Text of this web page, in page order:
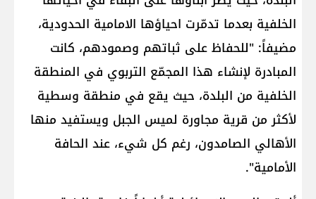
الخلفية بعدما تدمّرت احياؤها الامامية الحدودية،
مضيفاً: "للحفاظ على ثباتهم وصمودهم، كانت
المبادرة لإنشاء هذا المجمّع التربوي في المنطقة
الخلفية من البلدة، حيث يقع في منطقة وسطية
لأكثر من قرية مجاورة لميس الجبل ويستفيد منها
الأهالي الصامدون، رغم كل شيء، عند الحافة
الأمامية".